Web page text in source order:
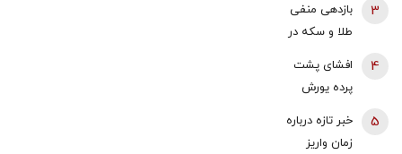
«محدودتر»
شده است |
زودی توافق
حاصل شود | ما
ذخایر تقریبا
نامحدود داریم
کاشی:
ساختاری از
بخش‌هایی آغاز
بازدهی منفی
طلا و سکه در
پیش بینی
قیمت طلا با دو
اهرم دلار و
3
افشای پشت
پرده یورش
اسپانیا/ چین:
4
خبر تازه درباره
زمان واریز
5